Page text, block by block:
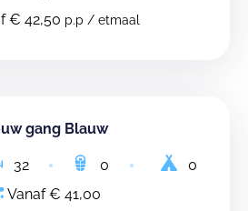
€ 42,50 p.p / etmaal
gang Blauw
32 0
0
Vanaf € 41,00